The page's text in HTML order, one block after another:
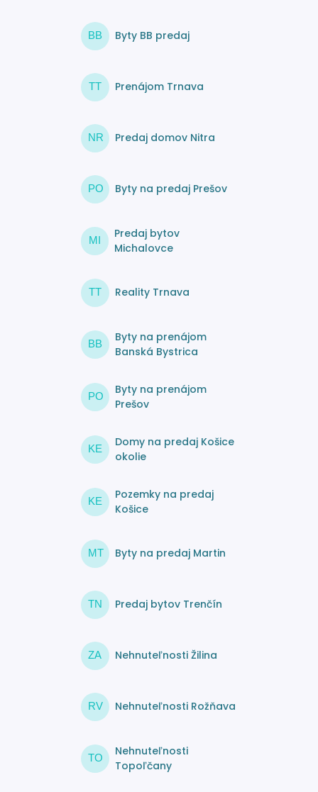
BB Byty BB predaj
TT Prenájom Trnava
NR Predaj domov Nitra
PO Byty na predaj Prešov
MI
Predaj bytov
Michalovce
TT Reality Trnava
BB
Byty na prenájom
Banská Bystrica
PO
Byty na prenájom
Prešov
KE
Domy na predaj Košice
okolie
KE
Pozemky na predaj
Košice
MT Byty na predaj Martin
TN Predaj bytov Trenčín
ZA Nehnuteľnosti Žilina
RV Nehnuteľnosti Rožňava
TO
Nehnuteľnosti
Topoľčany